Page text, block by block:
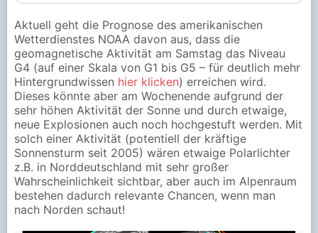
Aktuell geht die Prognose des amerikanischen
Wetterdienstes NOAA davon aus, dass die
geomagnetische Aktivität am Samstag das Niveau
G4 (auf einer Skala von G1 bis G5 – für deutlich mehr
Hintergrundwissen hier klicken) erreichen wird.
Dieses könnte aber am Wochenende aufgrund der
sehr höhen Aktivität der Sonne und durch etwaige,
neue Explosionen auch noch hochgestuft werden. Mit
solch einer Aktivität (potentiell der kräftige
Sonnensturm seit 2005) wären etwaige Polarlichter
z.B. in Norddeutschland mit sehr großer
Wahrscheinlichkeit sichtbar, aber auch im Alpenraum
bestehen dadurch relevante Chancen, wenn man
nach Norden schaut!